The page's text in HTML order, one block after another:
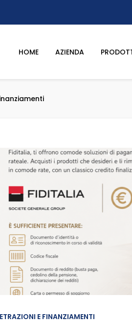
HOME AZIENDA
E FINANZIAMENTI